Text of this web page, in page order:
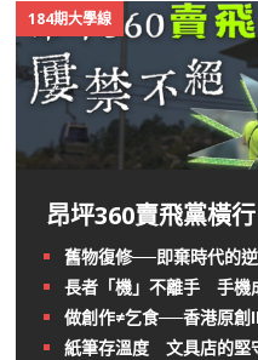
184期大學線
昂坪360賣飛黨橫
舊物復修──即棄時代的
長者「機」不離手 手機
做創作≠乞食──香港原創
紙筆存溫度 文具店的堅